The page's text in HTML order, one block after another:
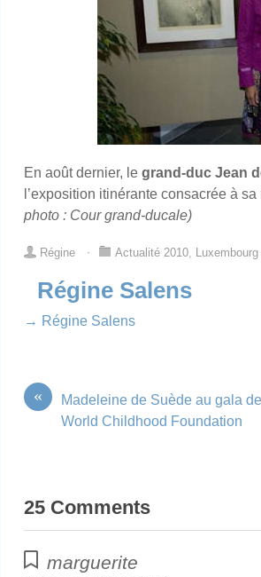
En août dernier, legrand-duc Jean
l’exposition itinérante consacrée à
photo : Cour grand-ducale)
Régine ⋅ Actualité 2010 Luxembourg
Régine Salens
→ Régine Salens
«
Madeleine de Suède au gala
World Childhood Foundation
25 Comments
marguerite